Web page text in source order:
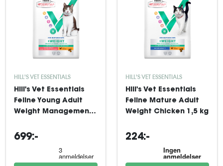
HILL'S VET ESSENTIALS
Hill's Vet Essentials
Feline Young Adult
Weight Management
699:-
HILL'S VET ESSENTIALS
Hill's Vet Essentials
Feline Mature Adult
Weight Chicken 1,5 kg
224:-